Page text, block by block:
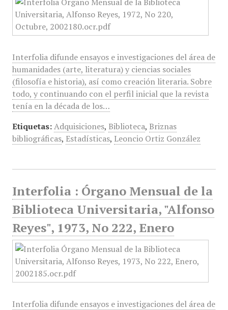
Interfolia difunde ensayos e investigaciones del área de
humanidades (arte, literatura) y ciencias sociales
(filosofía e historia), así como creación literaria. Sobre
todo, y continuando con el perfil inicial que la revista
tenía en la década de los…
Etiquetas: Adquisiciones, Biblioteca, Briznas
bibliográficas, Estadísticas, Leoncio Ortiz González
Interfolia : Órgano Mensual de la
Biblioteca Universitaria, "Alfonso
Reyes", 1973, No 222, Enero
Interfolia difunde ensayos e investigaciones del área de